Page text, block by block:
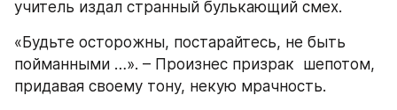
учитель издал странный булькающий смех.
«Будьте осторожны, постарайтесь, не быть
пойманными …». – Произнес призрак  шепотом,
придавая своему тону, некую мрачность.